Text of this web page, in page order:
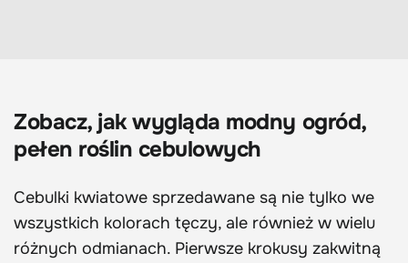
Zobacz, jak wygląda modny ogród,
pełen roślin cebulowych
Cebulki kwiatowe sprzedawane są nie tylko we
wszystkich kolorach tęczy, ale również w wielu
różnych odmianach. Pierwsze krokusy zakwitną